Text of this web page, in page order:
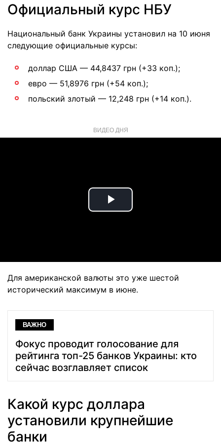
Официальный курс НБУ
Национальный банк Украины установил на 10 июня
следующие официальные курсы:
доллар США — 44,8437 грн (+33 коп.);
евро — 51,8976 грн (+54 коп.);
польский злотый — 12,248 грн (+14 коп.).
ВИДЕО ДНЯ
Play
Для американской валюты это уже шестой
исторический максимум в июне.
ВАЖНО
Фокус проводит голосование для
рейтинга топ-25 банков Украины: кто
сейчас возглавляет список
Какой курс доллара
установили крупнейшие
банки